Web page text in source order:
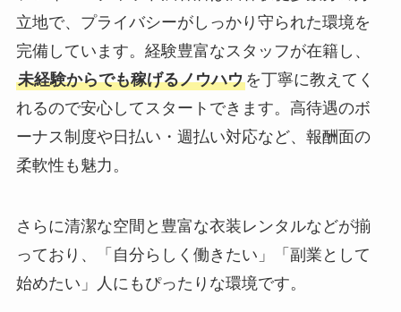
参加人数
双方向チャット
120円/分
時給換算 7,200円
時給換算 4,500円
パーティーチャッ
ト
30円/分× 参加人数
時給換算 1,800円×
立地で、プライバシーがしっかり守られた環境を
完備しています。経験豊富なスタッフが在籍し、
未経験からでも稼げるノウハウを丁寧に教えてく
れるので安心してスタートできます。高待遇のボ
ーナス制度や日払い・週払い対応など、報酬面の
柔軟性も魅力。
さらに清潔な空間と豊富な衣装レンタルなどが揃
っており、「自分らしく働きたい」「副業として
始めたい」人にもぴったりな環境です。